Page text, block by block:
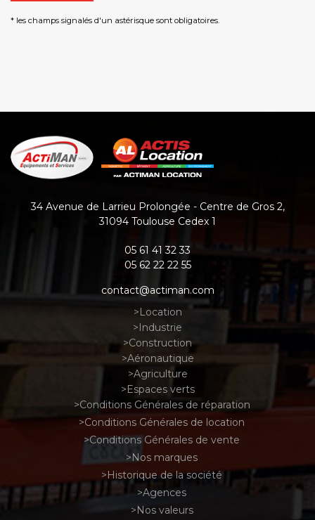
* les champs signalés d'un astérisque sont obligatoires.
34 Avenue de Larrieu Prolongée - Centre de Gros 2,
31094 Toulouse Cedex 1
05 61 41 32 33
05 62 22 22 55
contact@actiman.com
Location
Industrie
Construction
Aéronautique
Agriculture
Espaces verts
Conditions Générales de réparation
Conditions Générales de location
Conditions Générales de vente
Nos marques
Historique de la société
Agences
Nos valeurs